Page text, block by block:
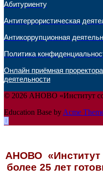
Абитуриенту
Антитеррористическая
Антикоррупционная
Политика
Онлайн приёмная
деятельности
© 2026 АНОВО «Институт
Education Base by Acme
АНОВО
более 25 лет